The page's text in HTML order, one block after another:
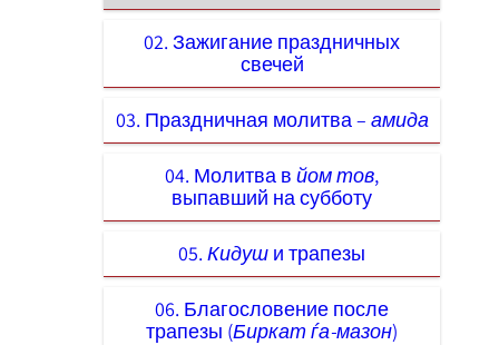
02. Зажигание праздничных
свечей
03. Праздничная молитва – амида
04. Молитва в йом тов,
выпавший на субботу
05. Кидуш и трапезы
06. Благословение после
трапезы (Биркат ѓа-мазон)